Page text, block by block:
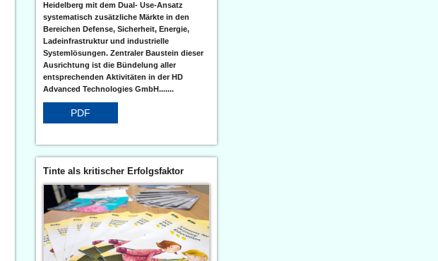
Heidelberg mit dem Dual- Use-Ansatz
systematisch zusätzliche Märkte in den
Bereichen Defense, Sicherheit, Energie,
Ladeinfrastruktur und industrielle
Systemlösungen. Zentraler Baustein dieser
Ausrichtung ist die Bündelung aller
entsprechenden Aktivitäten in der HD
Advanced Technologies GmbH.......
PDF
Tinte als kritischer Erfolgsfaktor